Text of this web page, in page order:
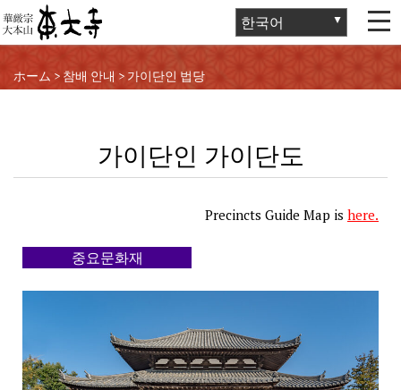
ホーム > 참배 안내 > 가이단인 법당
가이단인 가이단도
Precincts Guide Map is here.
중요문화재